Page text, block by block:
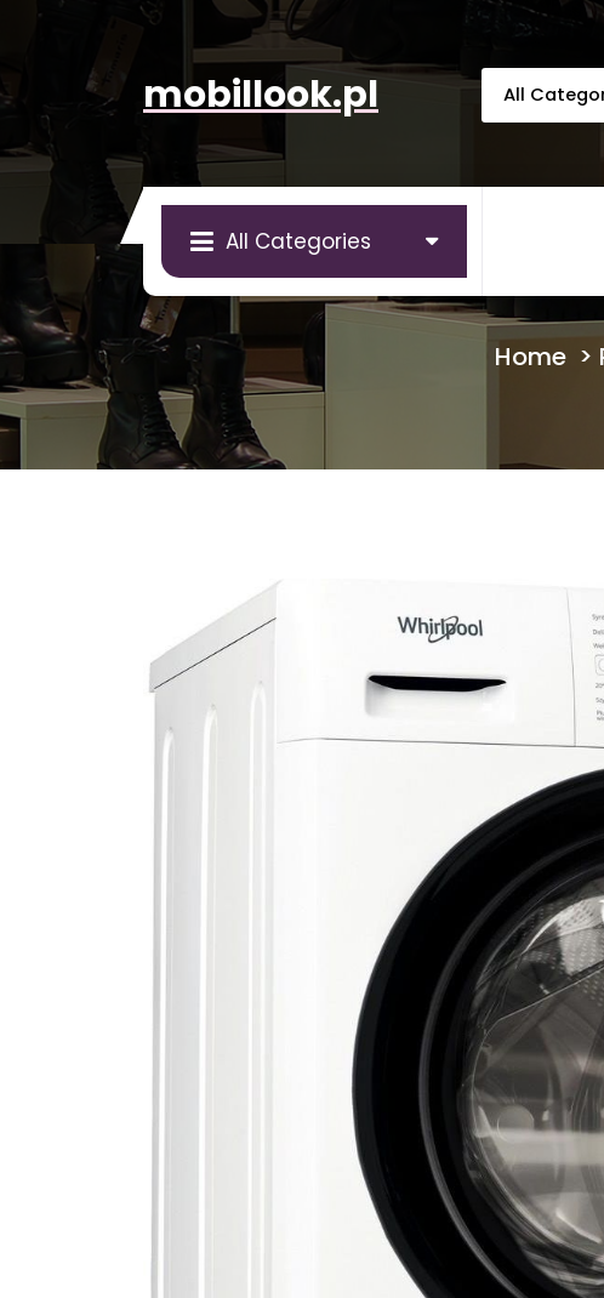
mobillook.pl
All Categories
Home>